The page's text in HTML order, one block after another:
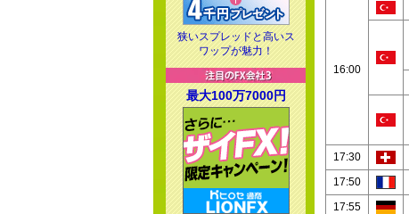
16:00
17:30
17:50
17:55
狭いスプレッドと高いス
ワップが魅力！
最大100万7000円